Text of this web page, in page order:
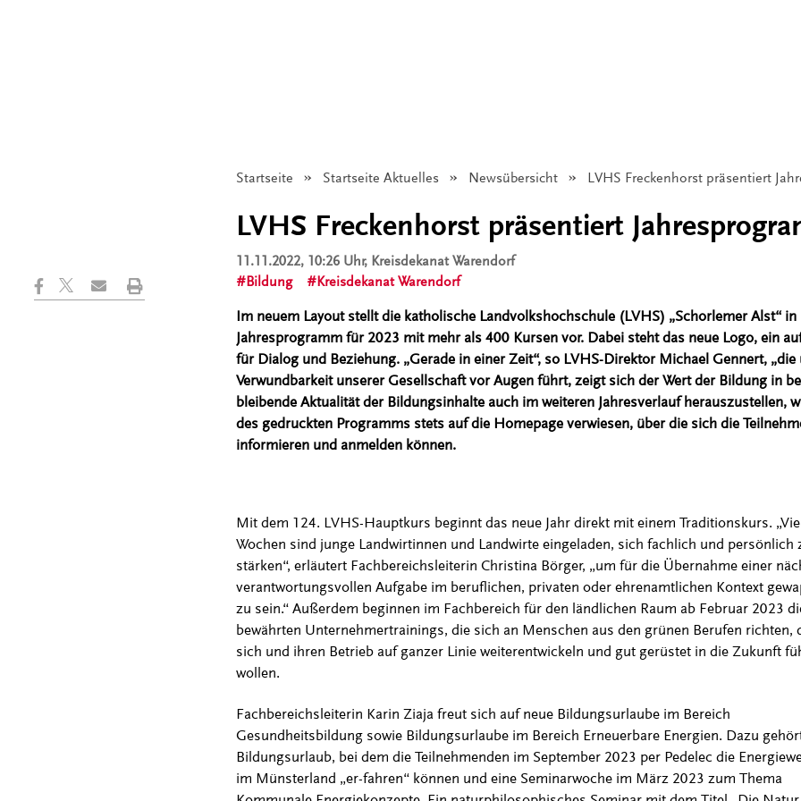
Startseite Startseite Aktuelles Newsübersicht Angezeigt:
LVHS Freckenhorst präsentiert
LVHS Freckenhorst präsentiert
11.11.2022, 10:26 Uhr, Kreisdekanat Warendorf
Bildung
Kreisdekanat Warendorf
Im neuem Layout stellt die katholische Landvolkshochschule (LVHS) „Schorlemer Alst“
Jahresprogramm für 2023 mit mehr als 400 Kursen vor. Dabei steht das neue Logo, ein
für Dialog und Beziehung. „Gerade in einer Zeit“, so LVHS-Direktor Michael Gennert, „die
Verwundbarkeit unserer Gesellschaft vor Augen führt, zeigt sich der Wert der Bildung in
bleibende Aktualität der Bildungsinhalte auch im weiteren Jahresverlauf herauszustellen,
des gedruckten Programms stets auf die Homepage verwiesen, über die sich die
informieren und anmelden können.
Mit dem 124. LVHS-Hauptkurs beginnt das neue Jahr direkt mit einem Traditionskurs.
Wochen sind junge Landwirtinnen und Landwirte eingeladen, sich fachlich und persönlich
stärken“, erläutert Fachbereichsleiterin Christina Börger, „um für die Übernahme einer
verantwortungsvollen Aufgabe im beruflichen, privaten oder ehrenamtlichen Kontext
zu sein.“ Außerdem beginnen im Fachbereich für den ländlichen Raum ab Februar 2023
bewährten Unternehmertrainings, die sich an Menschen aus den grünen Berufen richten,
sich und ihren Betrieb auf ganzer Linie weiterentwickeln und gut gerüstet in die Zukunft
wollen.
Fachbereichsleiterin Karin Ziaja freut sich auf neue Bildungsurlaube im Bereich
Gesundheitsbildung sowie Bildungsurlaube im Bereich Erneuerbare Energien. Dazu
Bildungsurlaub, bei dem die Teilnehmenden im September 2023 per Pedelec die
im Münsterland „er-fahren“ können und eine Seminarwoche im März 2023 zum Thema